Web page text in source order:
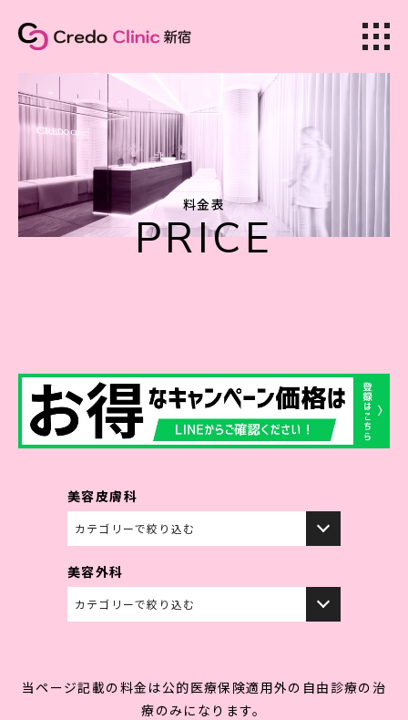
美容皮膚科
美容外科
ホーム
クリニック紹介
ドクター紹介
料金表
症例写真
お知らせ
キャンペーン情報
初めての方へ
採用情報
LINE予約
料金表
PRICE
美容皮膚科
美容外科
当ページ記載の料金は公的医療保険適用外の自由診療の治
療のみになります。